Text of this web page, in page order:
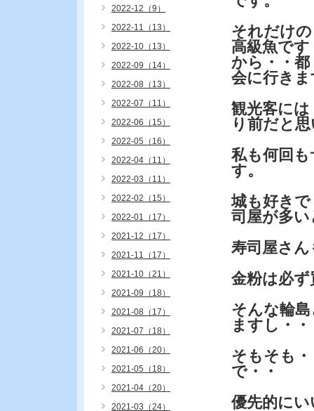
それだけの
高級魚です
から・・都
会に行き
観光客に
り前だと
私も何回
す。
城も好き
司屋が多い
寿司屋さ
金粉は必
そんな輪
ますし・・
そもそも
で・・
優先的に
2022-12（9）
2022-11（13）
2022-10（13）
2022-09（14）
2022-08（13）
2022-07（11）
2022-06（15）
2022-05（16）
2022-04（11）
2022-03（11）
2022-02（15）
2022-01（17）
2021-12（17）
2021-11（17）
2021-10（21）
2021-09（18）
2021-08（17）
2021-07（18）
2021-06（20）
2021-05（18）
2021-04（20）
2021-03（24）